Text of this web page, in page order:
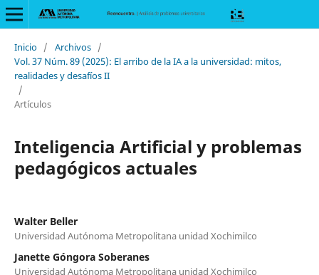
Inicio / Archivos /
Vol. 37 Núm. 89 (2025): El arribo de la IA a la universidad: mitos,
realidades y desafíos II
/
Artículos
Inteligencia Artificial y problemas
pedagógicos actuales
Walter Beller
Universidad Autónoma Metropolitana unidad Xochimilco
Janette Góngora Soberanes
Universidad Autónoma Metropolitana unidad Xochimilco